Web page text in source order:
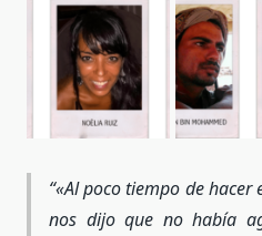
«Al poco tiempo de hacer
nos dijo que no había